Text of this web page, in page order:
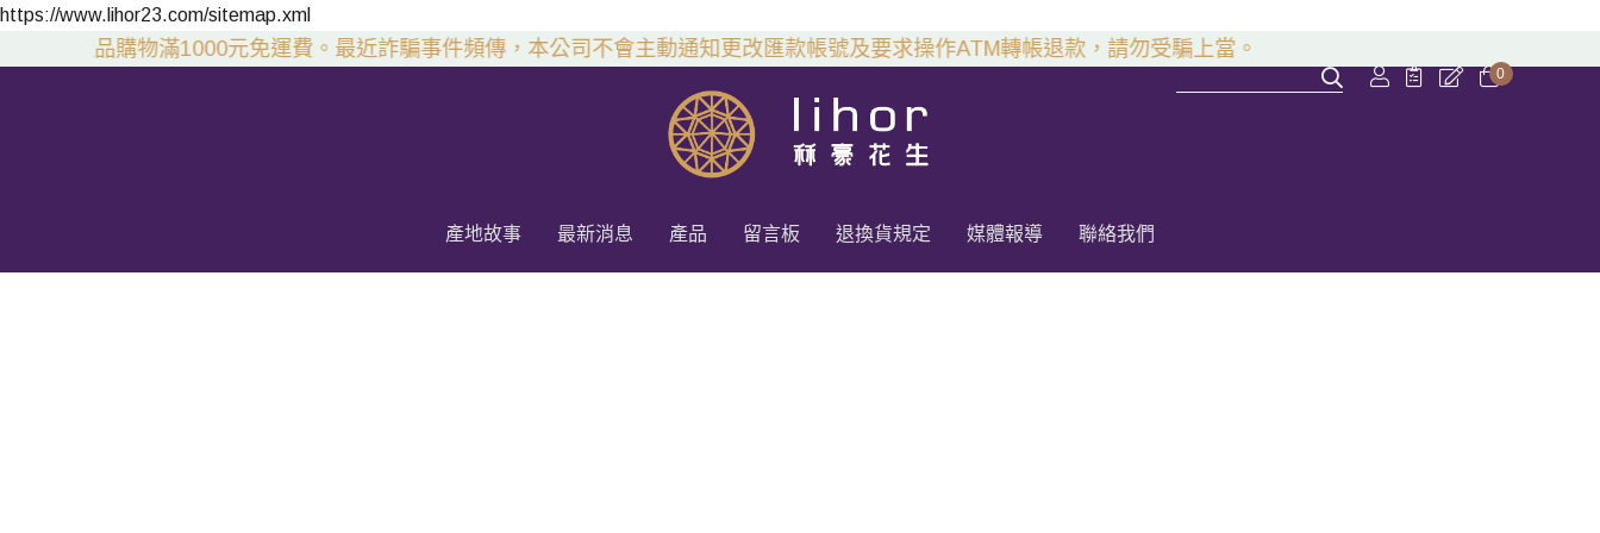
https://www.lihor23.com/sitemap.xml
系列產品購物滿1000元免運費。 最近詐騙事件頻傳，本公司不會主動通知更改匯款帳號及要求操作ATM轉帳退款，請勿受騙上當。
0
產地故事 最新消息 產品 留言板 退換貨規定 媒體報導 聯絡我們